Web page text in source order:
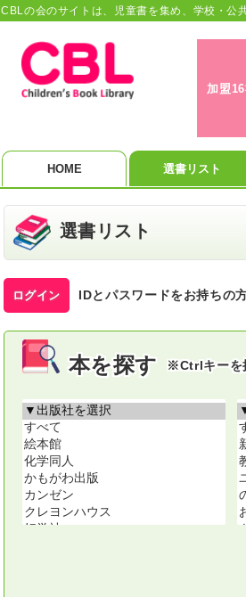
CBLの会のサイトは、児童書を集め、学校・公
加盟
HOME 選書リスト
選書リスト
ログイン IDとパスワードをお持ちの
本を探す ※Ctrlキーを